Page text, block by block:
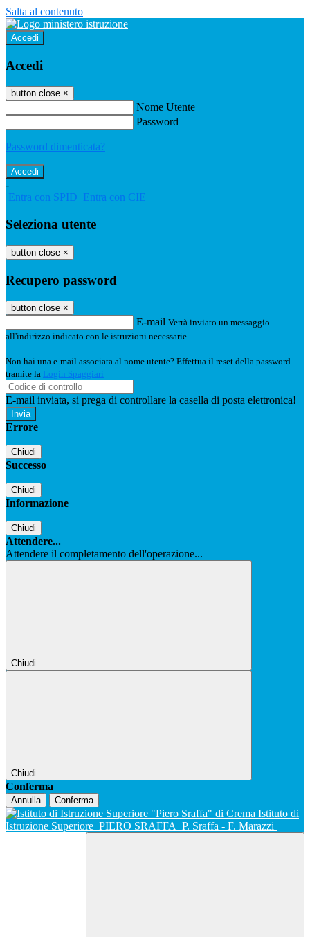
Salta al contenuto
Accedi
Accedi
button close ×
Nome Utente
Password
Password dimenticata?
-
Entra con SPID Entra con CIE
Seleziona utente
button close ×
Recupero password
button close ×
E-mail Verrà inviato un messaggio
all'indirizzo indicato con le istruzioni necessarie.
Non hai una e-mail associata al nome utente? Effettua il reset della password
tramite la Login Spaggiari
E-mail inviata, si prega di controllare la casella di posta elettronica!
Errore
Chiudi
Successo
Chiudi
Informazione
Chiudi
Attendere...
Attendere il completamento dell'operazione...
Chiudi
Chiudi
Conferma
Annulla Conferma
Istituto di
Istruzione Superiore PIERO SRAFFA P. Sraffa - F. Marazzi